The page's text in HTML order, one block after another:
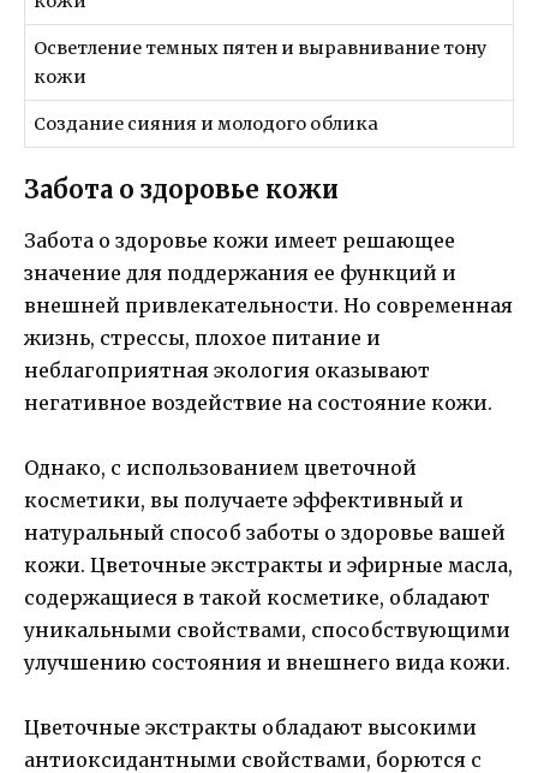
Осветление темных пятен и выравнивание тону
кожи
Создание сияния и молодого облика
Забота о здоровье кожи
Забота о здоровье кожи имеет решающее
значение для поддержания ее функций и
внешней привлекательности. Но современная
жизнь, стрессы, плохое питание и
неблагоприятная экология оказывают
негативное воздействие на состояние кожи.
Однако, с использованием цветочной
косметики, вы получаете эффективный и
натуральный способ заботы о здоровье вашей
кожи. Цветочные экстракты и эфирные масла,
содержащиеся в такой косметике, обладают
уникальными свойствами, способствующими
улучшению состояния и внешнего вида кожи.
Цветочные экстракты обладают высокими
антиоксидантными свойствами, борются с